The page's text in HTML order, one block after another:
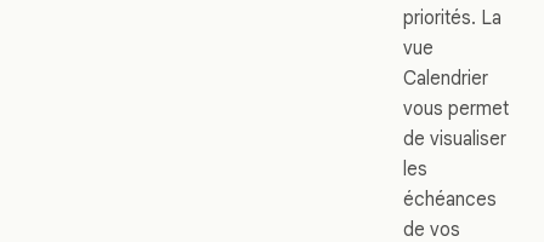
priorités. La
vue
Calendrier
vous permet
de visualiser
les
échéances
de vos